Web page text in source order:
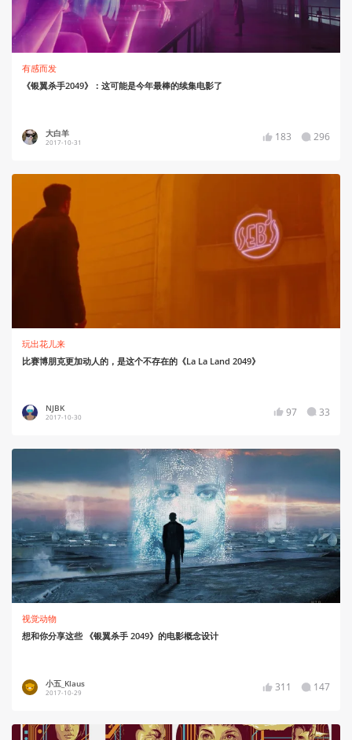
有感而发
《银翼杀手2049》：这可能是今年最棒的续集电影了
大白羊
2017-10-31 183 296
玩出花儿来
比赛博朋克更加动人的，是这个不存在的《La La Land 2049》
NJBK
2017-10-30 97 33
视觉动物
想和你分享这些 《银翼杀手 2049》的电影概念设计
小五_Klaus
2017-10-29 311 147